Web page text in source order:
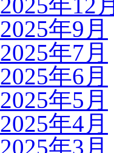
2025年9月
2025年7月
2025年6月
2025年5月
2025年4月
2025年3月